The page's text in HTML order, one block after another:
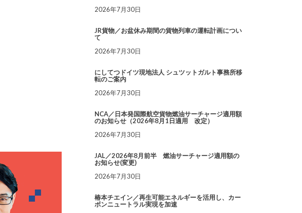
2026年7月30日
JR貨物／お盆休み期間の貨物列車の運転計画につい
て
2026年7月30日
にしてつドイツ現地法人 シュツットガルト事務所移
転のご案内
2026年7月30日
NCA／日本発国際航空貨物燃油サーチャージ適用額
のお知らせ（2026年8月1日適用 改定）
2026年7月30日
JAL／2026年8月前半 燃油サーチャージ適用額の
お知らせ(変更)
2026年7月30日
椿本チエイン／再生可能エネルギーを活用し、カー
ボンニュートラル実現を加速